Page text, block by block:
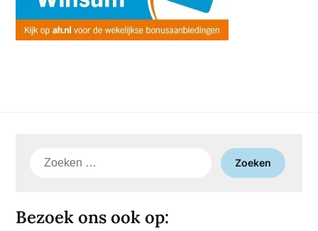
Zoeken
Bezoek ons ook op: